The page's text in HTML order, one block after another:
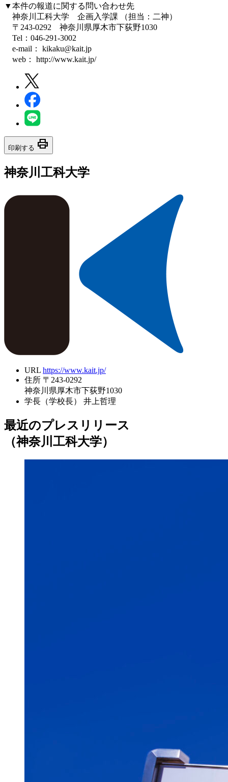
▼本件の報道に関する問い合わせ先
神奈川工科大学 企画入学課 （担当：二神）
〒243-0292 神奈川県厚木市下荻野1030
Tel：046-291-3002
e-mail： kikaku@kait.jp
web： http://www.kait.jp/
印刷する print
神奈川工科大学
URL https://www.kait.jp/
住所 〒243-0292
神奈川県厚木市下荻野1030
学長（学校長）
井上哲理
最近のプレスリリース
（神奈川工科大学）